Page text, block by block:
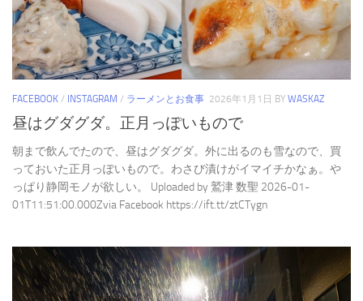
FACEBOOK / INSTAGRAM / ラーメンとお食事 2026年1月1日 BY WASKAZ
昼はグダグダ。正月っぽいもので
朝まで飲んでたので、昼はグダグダ。外に出るのも雪なので、買
っておいた正月っぽいもので。わさび漬けがイマイチかなぁ。や
っぱり静岡モノが欲しい。 Uploaded by 鷲津 数聖 2026-01-
01T11:51:00.000Zvia Facebook https://ift.tt/ztCTygn